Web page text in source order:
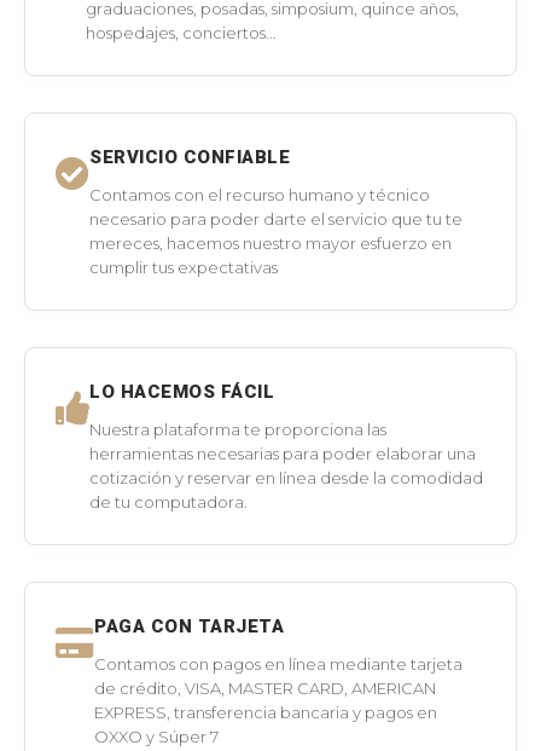
graduaciones, posadas, simposium, quince años,
hospedajes, conciertos...
SERVICIO CONFIABLE
Contamos con el recurso humano y técnico
necesario para poder darte el servicio que tu te
mereces, hacemos nuestro mayor esfuerzo en
cumplir tus expectativas
LO HACEMOS FÁCIL
Nuestra plataforma te proporciona las
herramientas necesarias para poder elaborar una
cotización y reservar en línea desde la comodidad
de tu computadora.
PAGA CON TARJETA
Contamos con pagos en línea mediante tarjeta
de crédito, VISA, MASTER CARD, AMERICAN
EXPRESS, transferencia bancaria y pagos en
OXXO y Súper 7